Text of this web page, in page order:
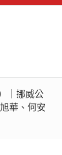
｜挪威公
華、何安